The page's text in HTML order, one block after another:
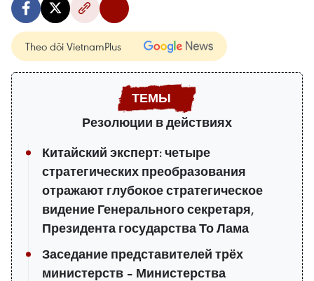
Theo dõi VietnamPlus
Резолюции в действиях
Китайский эксперт: четыре
стратегических преобразования
отражают глубокое стратегическое
видение Генерального секретаря,
Президента государства То Лама
Заседание представителей трёх
министерств – Министерства